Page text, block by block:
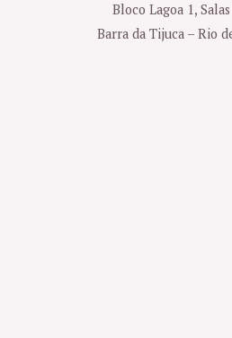
Bloco Lagoa 1,
Barra da Tijuca – Rio